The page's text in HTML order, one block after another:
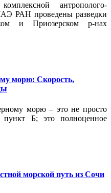
антрополого-
РАН проведены разведки
и Приозерском р-нах
морю: Скорость,
морю – это не просто
Б; это полноценное
морской путь из Сочи